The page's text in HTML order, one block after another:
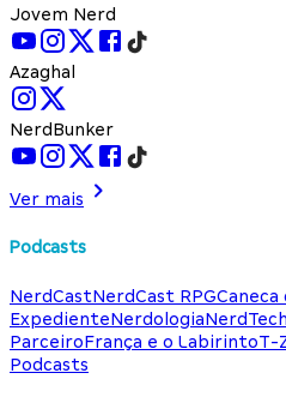
Jovem Nerd
Azaghal
NerdBunker
Ver mais
Podcasts
NerdCastNerdCast RPGCaneca
ExpedienteNerdologiaNerdTech
ParceiroFrança e o LabirintoT-
Podcasts